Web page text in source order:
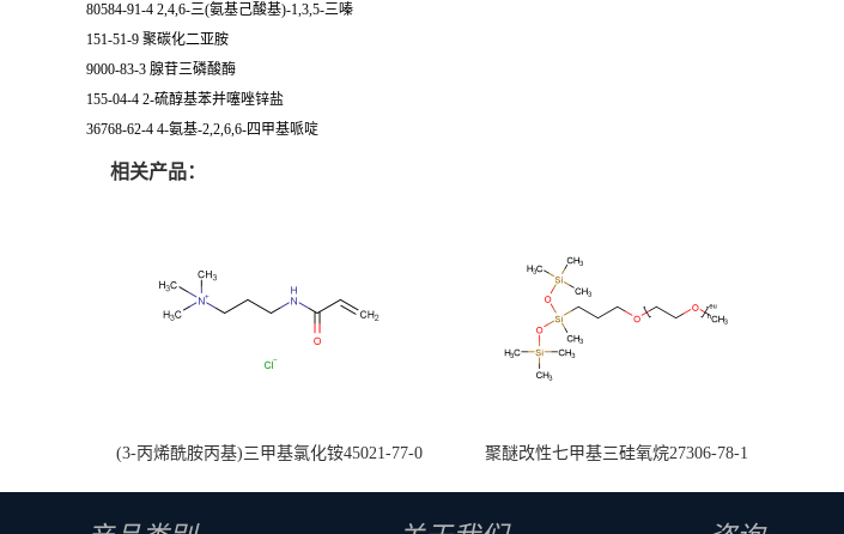
80584-91-4 2,4,6-三(氨基己酸基)-1,3,5-三嗪
151-51-9 聚碳化二亚胺
9000-83-3 腺苷三磷酸酶
155-04-4 2-硫醇基苯并噻唑锌盐
36768-62-4 4-氨基-2,2,6,6-四甲基哌啶
相关产品：
(3-丙烯酰胺丙基)三甲基氯化铵45021-77-0 聚醚改性七甲基三硅氧烷27306-78-1